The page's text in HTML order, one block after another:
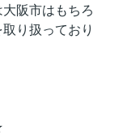
阪市はもちろ
り扱っており